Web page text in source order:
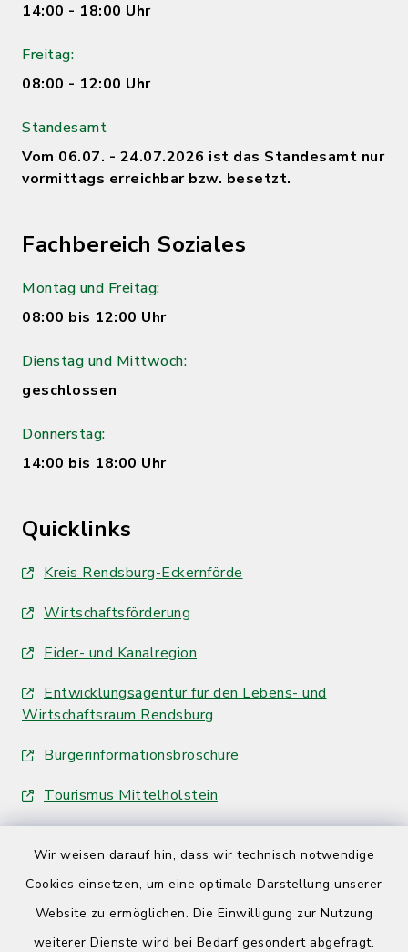
Wir weisen darauf hin, dass wir technisch notwendige
Cookies einsetzen, um eine optimale Darstellung unserer
Website zu ermöglichen. Die Einwilligung zur Nutzung
weiterer Dienste wird bei Bedarf gesondert abgefragt.
14:00 - 18:00 Uhr
Freitag:
08:00 - 12:00 Uhr
Standesamt
Vom 06.07. - 24.07.2026 ist das Standesamt nur
vormittags erreichbar bzw. besetzt.
Fachbereich Soziales
Montag und Freitag:
08:00 bis 12:00 Uhr
Dienstag und Mittwoch:
geschlossen
Donnerstag:
14:00 bis 18:00 Uhr
Quicklinks
Kreis Rendsburg-Eckernförde
Wirtschaftsförderung
Eider- und Kanalregion
Entwicklungsagentur für den Lebens- und
Wirtschaftsraum Rendsburg
Bürgerinformationsbroschüre
Tourismus Mittelholstein